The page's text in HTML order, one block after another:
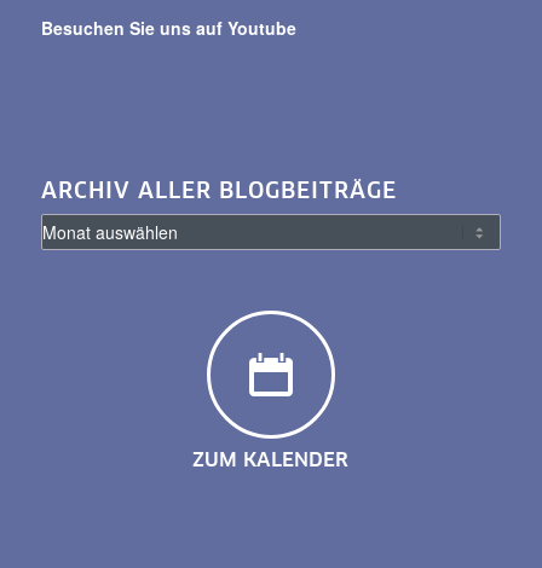
Besuchen Sie uns auf Youtube
ARCHIV ALLER BLOGBEITRÄGE
ZUM KALENDER